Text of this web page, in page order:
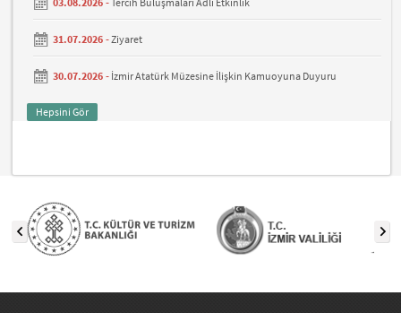
31.07.2026 -Ziyaret
30.07.2026 - İzmir Atatürk Müzesine İlişkin Kamuoyuna Duyuru
Hepsini Gör